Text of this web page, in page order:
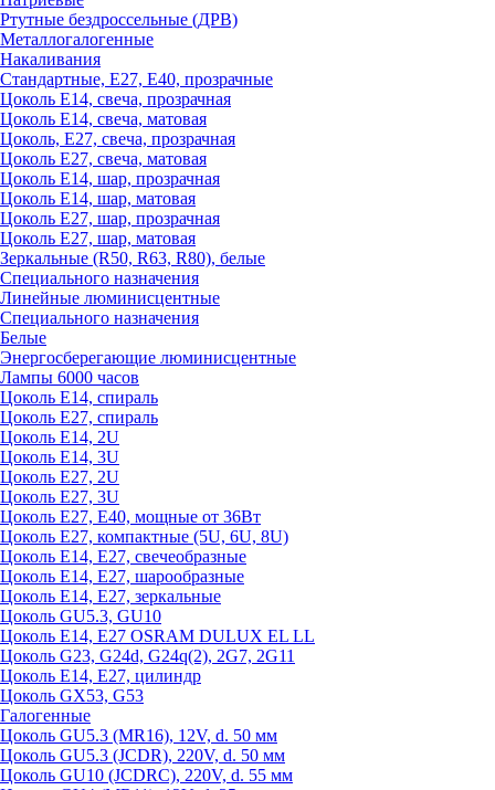
Ртутные бездроссельные (ДРВ)
Металлогалогенные
Накаливания
Стандартные, Е27, Е40, прозрачные
Цоколь Е14, свеча, прозрачная
Цоколь Е14, свеча, матовая
Цоколь, Е27, свеча, прозрачная
Цоколь Е27, свеча, матовая
Цоколь Е14, шар, прозрачная
Цоколь Е14, шар, матовая
Цоколь Е27, шар, прозрачная
Цоколь Е27, шар, матовая
Зеркальные (R50, R63, R80), белые
Специального назначения
Линейные люминисцентные
Специального назначения
Белые
Энергосберегающие люминисцентные
Лампы 6000 часов
Цоколь Е14, спираль
Цоколь Е27, спираль
Цоколь Е14, 2U
Цоколь Е14, 3U
Цоколь Е27, 2U
Цоколь Е27, 3U
Цоколь Е27, Е40, мощные от 36Вт
Цоколь Е27, компактные (5U, 6U, 8U)
Цоколь Е14, Е27, свечеобразные
Цоколь Е14, Е27, шарообразные
Цоколь Е14, Е27, зеркальные
Цоколь GU5.3, GU10
Цоколь Е14, Е27 OSRAM DULUX EL LL
Цоколь G23, G24d, G24q(2), 2G7, 2G11
Цоколь Е14, Е27, цилиндр
Цоколь GX53, G53
Галогенные
Цоколь GU5.3 (MR16), 12V, d. 50 мм
Цоколь GU5.3 (JCDR), 220V, d. 50 мм
Цоколь GU10 (JCDRC), 220V, d. 55 мм